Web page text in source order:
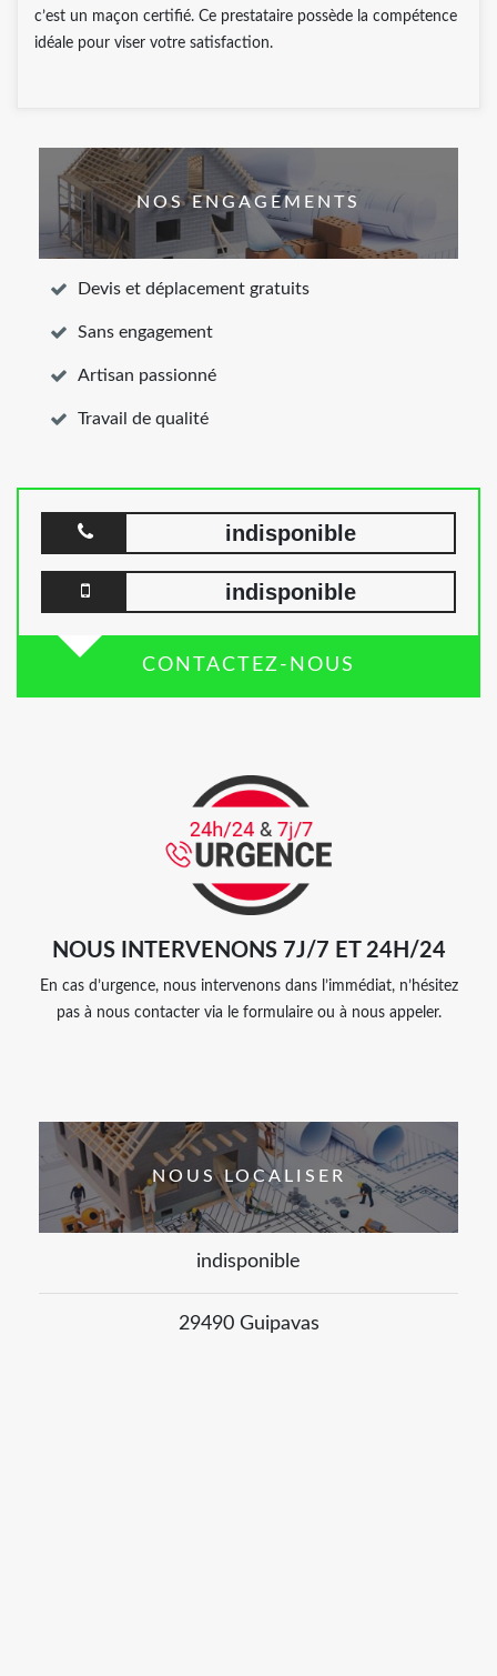
c’est un maçon certifié. Ce prestataire possède la compétence
idéale pour viser votre satisfaction.
NOS ENGAGEMENTS
Devis et déplacement gratuits
Sans engagement
Artisan passionné
Travail de qualité
indisponible
indisponible
CONTACTEZ-NOUS
NOUS INTERVENONS 7J/7 ET 24H/24
En cas d’urgence, nous intervenons dans l’immédiat, n’hésitez
pas à nous contacter via le formulaire ou à nous appeler.
NOUS LOCALISER
indisponible
29490 Guipavas